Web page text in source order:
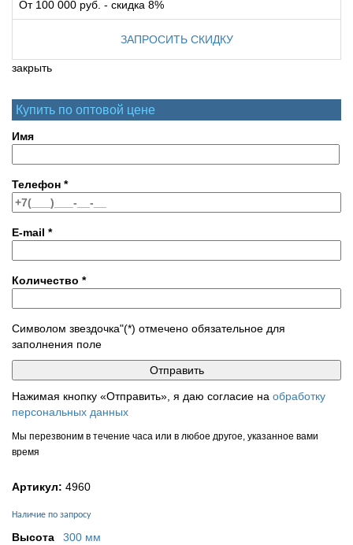
От 100 000 руб. - скидка 8%
ЗАПРОСИТЬ СКИДКУ
закрыть
Купить по оптовой цене
Имя
Телефон *
E-mail *
Количество *
Символом звездочка"(*) отмечено обязательное для
заполнения поле
Нажимая кнопку «Отправить», я даю согласие на обработку
персональных данных
Мы перезвоним в течение часа или в любое другое, указанное вами
время
Артикул: 4960
Наличие по запросу
Высота
300 мм